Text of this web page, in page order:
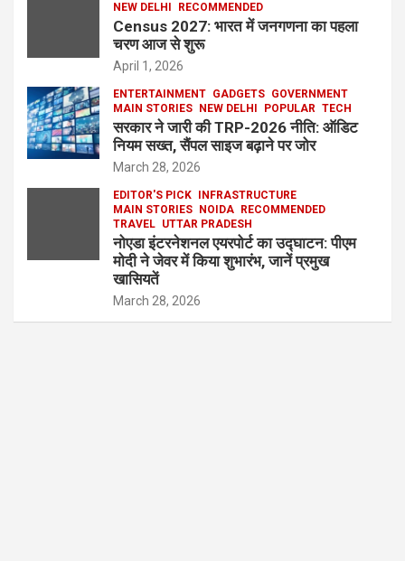
NEW DELHI
RECOMMENDED
Census 2027: भारत में जनगणना का पहला
चरण आज से शुरू
April 1, 2026
ENTERTAINMENT GADGETS GOVERNMENT
MAIN STORIES
NEW DELHI POPULAR TECH
सरकार ने जारी की TRP-2026 नीति: ऑडिट
नियम सख्त, सैंपल साइज बढ़ाने पर जोर
March 28, 2026
EDITOR'S PICK
INFRASTRUCTURE
MAIN STORIES
NOIDA
RECOMMENDED
TRAVEL UTTAR PRADESH
नोएडा इंटरनेशनल एयरपोर्ट का उद्घाटन: पीएम
मोदी ने जेवर में किया शुभारंभ, जानें प्रमुख
खासियतें
March 28, 2026